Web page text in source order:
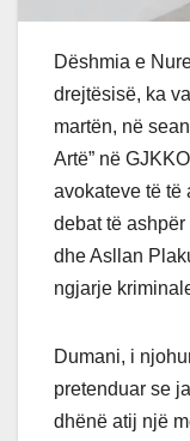
Dëshmia e
drejtësisë, ka
martën, në
Artë” në
avokateve të të
debat të
dhe Asllan
ngjarje
Dumani, i
pretenduar se
dhënë atij një